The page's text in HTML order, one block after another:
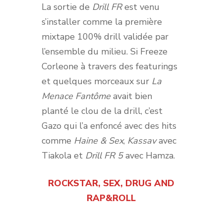
La sortie de Drill FRest venu
s’installer comme la première
mixtape 100% drill validée par
l’ensemble du milieu. Si Freeze
Corleone à travers des featurings
et quelques morceaux sur La
Menace Fantôme avait bien
planté le clou de la drill, c’est
Gazo qui l’a enfoncé avec des hits
comme Haine & Sex, Kassavavec
Tiakola et Drill FR 5avec Hamza.
ROCKSTAR, SEX, DRUG AND
RAP&ROLL